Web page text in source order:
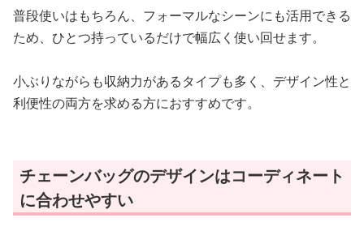
普段使いはもちろん、フォーマルなシーンにも活用できる
ため、ひとつ持っているだけで幅広く使い回せます。
小ぶりながらも収納力があるタイプも多く、デザイン性と
利便性の両方を求める方におすすめです。
チェーンバッグのデザインはコーディネート
に合わせやすい